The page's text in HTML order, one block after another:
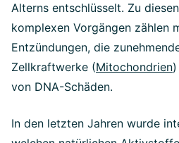
Alterns entschlüsselt. Zu
komplexen Vorgängen zählen
Entzündungen, die
Zellkraftwerke (Mitochondrien
von DNA-Schäden.
In den letzten Jahren wurde